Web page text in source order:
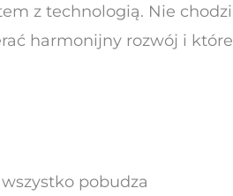
z technologią. Nie chodzi
harmonijny rozwój i które
pobudza